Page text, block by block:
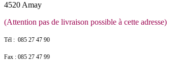
4520 Amay
(Attention pas de livraison possible à cette adresse)
Tél : 085 27 47 90
Fax : 085 27 47 99